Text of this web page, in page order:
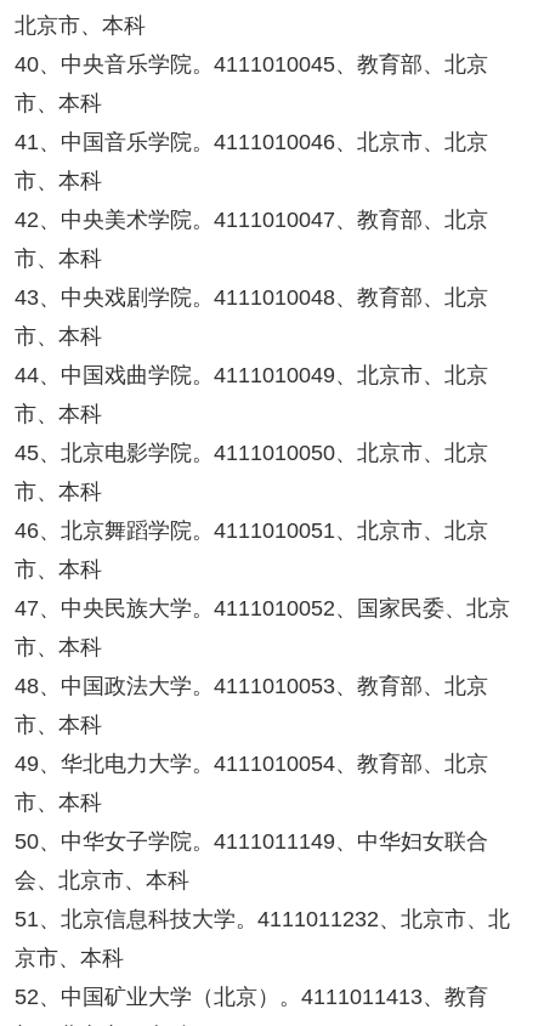
北京市、本科
40、中央音乐学院。4111010045、教育部、北京
市、本科
41、中国音乐学院。4111010046、北京市、北京
市、本科
42、中央美术学院。4111010047、教育部、北京
市、本科
43、中央戏剧学院。4111010048、教育部、北京
市、本科
44、中国戏曲学院。4111010049、北京市、北京
市、本科
45、北京电影学院。4111010050、北京市、北京
市、本科
46、北京舞蹈学院。4111010051、北京市、北京
市、本科
47、中央民族大学。4111010052、国家民委、北京
市、本科
48、中国政法大学。4111010053、教育部、北京
市、本科
49、华北电力大学。4111010054、教育部、北京
市、本科
50、中华女子学院。4111011149、中华妇女联合
会、北京市、本科
51、北京信息科技大学。4111011232、北京市、北
京市、本科
52、中国矿业大学（北京）。4111011413、教育